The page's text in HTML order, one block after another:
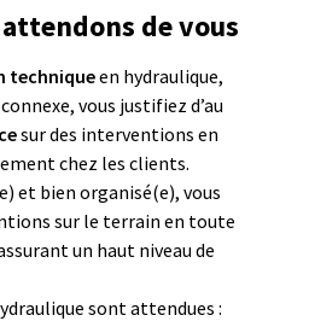
attendons de vous
techniqueen hydraulique,
vous justifiez d’au
sur des interventions en
chez les clients.
et bien organisé(e), vous
sur le terrain en toute
un haut niveau de
sont attendues :